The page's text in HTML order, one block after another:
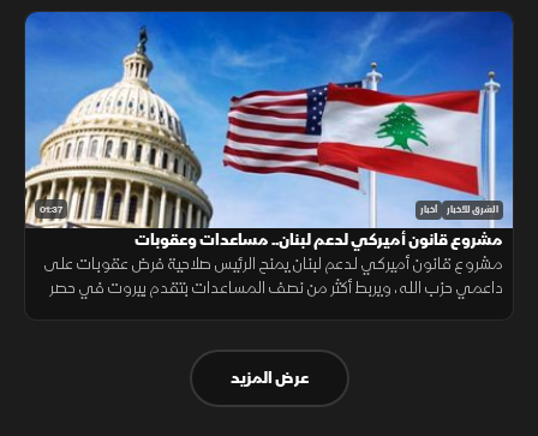
01:37 الشرق للأخبار أخبار
مشروع قانون أميركي لدعم لبنان.. مساعدات وعقوبات
مشروع قانون أميركي لدعم لبنان يمنح الرئيس صلاحية فرض عقوبات على
داعمي حزب الله، ويربط أكثر من نصف المساعدات بتقدم بيروت في حصر
عرض المزيد